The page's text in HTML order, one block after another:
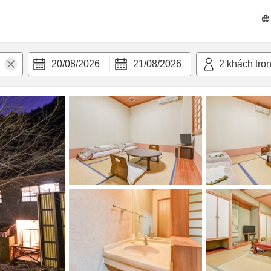
20/08/2026 21/08/2026 2 khách
nghi